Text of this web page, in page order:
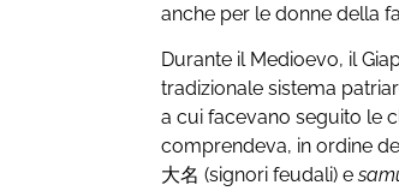
anche per le donne della
Durante il Medioevo, il
tradizionale sistema
a cui facevano seguito le
comprendeva, in ordine
大名 (signori feudali) e